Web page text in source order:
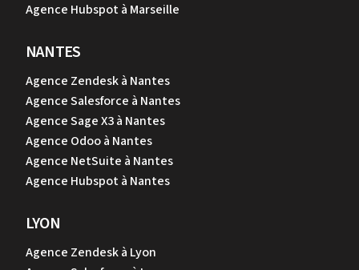
Agence Hubspot à Marseille
NANTES
Agence Zendesk à Nantes
Agence Salesforce à Nantes
Agence Sage X3 à Nantes
Agence Odoo à Nantes
Agence NetSuite à Nantes
Agence Hubspot à Nantes
LYON
Agence Zendesk à Lyon